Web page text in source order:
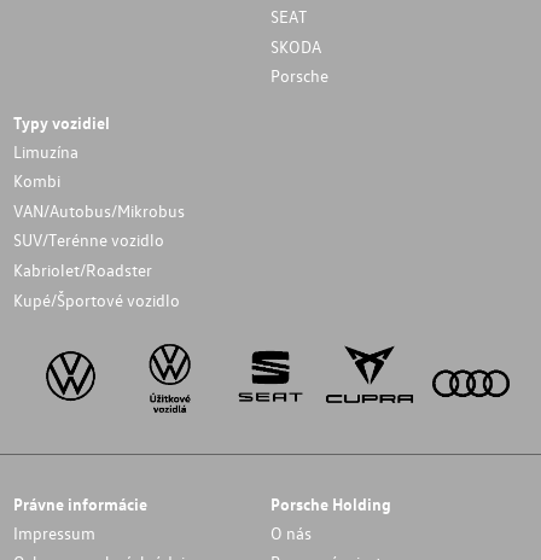
SEAT
SKODA
Porsche
Typy vozidiel
Limuzína
Kombi
VAN/Autobus/Mikrobus
SUV/Terénne vozidlo
Kabriolet/Roadster
Kupé/Športové vozidlo
Právne informácie
Impressum
Porsche Holding
O nás